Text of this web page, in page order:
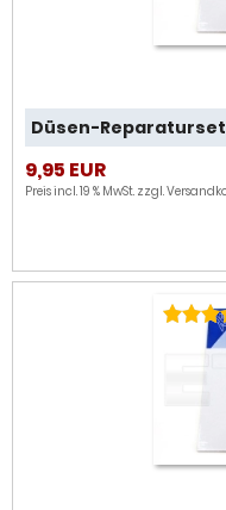
Düsen-Reparaturset
9,95 EUR
Preis incl. 19 % MwSt. zzgl.